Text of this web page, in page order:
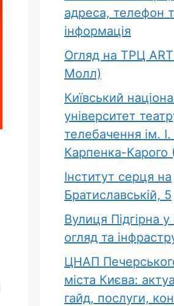
адреса, телефон
інформація
Огляд на ТРЦ
Молл)
Київський
університет
телебачення ім.
Карпенка-
Інститут серця на
Братиславській, 5
Вулиця Підгірна у
огляд та
ЦНАП
міста Києва:
гайд, послуги,